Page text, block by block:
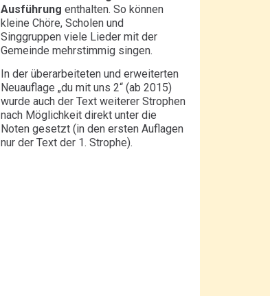
Ausführung enthalten. So können
kleine Chöre, Scholen und
Singgruppen viele Lieder mit der
Gemeinde mehrstimmig singen.
In der überarbeiteten und erweiterten
Neuauflage „du mit uns 2“ (ab 2015)
wurde auch der Text weiterer Strophen
nach Möglichkeit direkt unter die
Noten gesetzt (in den ersten Auflagen
nur der Text der 1. Strophe).